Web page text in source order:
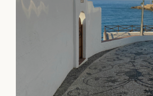
sobre los principales atractivos
como sus museos, monumentos
Déjate llevar